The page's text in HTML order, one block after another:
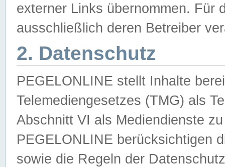
externer Links übernommen. Für
ausschließlich deren Betreiber
2. Datenschutz
PEGELONLINE stellt Inhalte
Telemediengesetzes (TMG) als
Abschnitt VI als Mediendienste
PEGELONLINE berücksichtigen
sowie die Regeln der